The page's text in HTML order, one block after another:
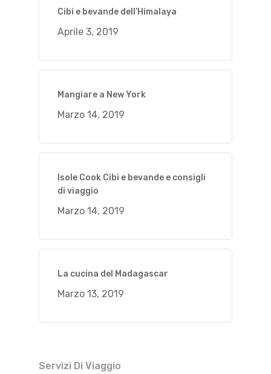
Cibi e bevande dell’Himalaya
Aprile 3, 2019
Mangiare a New York
Marzo 14, 2019
Isole Cook Cibi e bevande e consigli
di viaggio
Marzo 14, 2019
La cucina del Madagascar
Marzo 13, 2019
Servizi Di Viaggio